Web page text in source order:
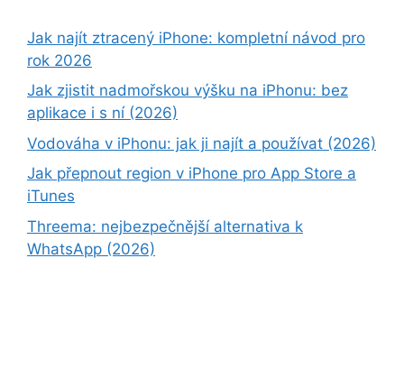
Jak najít ztracený iPhone: kompletní návod pro
rok 2026
Jak zjistit nadmořskou výšku na iPhonu: bez
aplikace i s ní (2026)
Vodováha v iPhonu: jak ji najít a používat (2026)
Jak přepnout region v iPhone pro App Store a
iTunes
Threema: nejbezpečnější alternativa k
WhatsApp (2026)